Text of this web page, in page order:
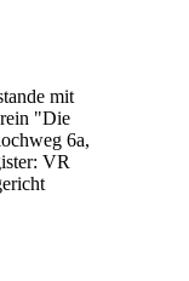
mit
"Die
6a,
VR